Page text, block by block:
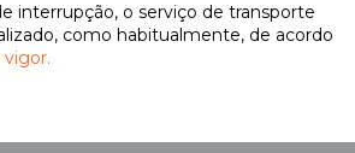
interrupção, o serviço de transporte
como habitualmente, de acordo
vigor.